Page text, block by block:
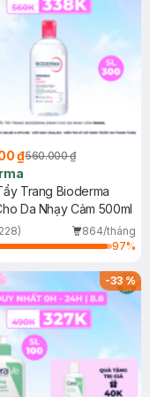
₫560.000 ₫
Trang Bioderma
Da Nhạy Cảm 500ml
864/tháng
97%
-33%